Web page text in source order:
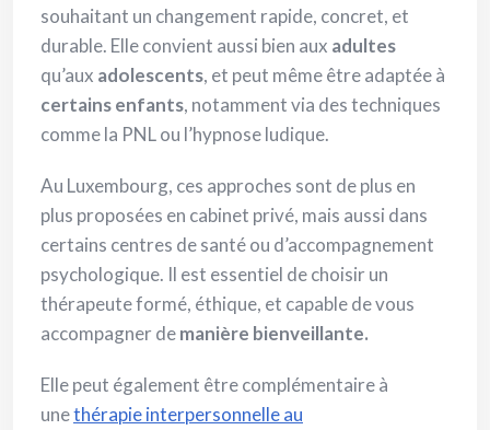
souhaitant un changement rapide, concret, et
durable. Elle convient aussi bien aux adultes
qu’aux adolescents, et peut même être adaptée à
certains enfants, notamment via des techniques
comme la PNL ou l’hypnose ludique.
Au Luxembourg, ces approches sont de plus en
plus proposées en cabinet privé, mais aussi dans
certains centres de santé ou d’accompagnement
psychologique. Il est essentiel de choisir un
thérapeute formé, éthique, et capable de vous
accompagner demanière bienveillante.
Elle peut également être complémentaire à
unethérapie interpersonnelle au